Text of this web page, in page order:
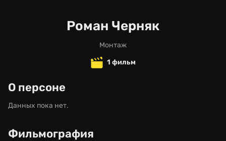
Роман Черняк
монтаж
1 фильм
О персоне
Данных пока нет.
Фильмография